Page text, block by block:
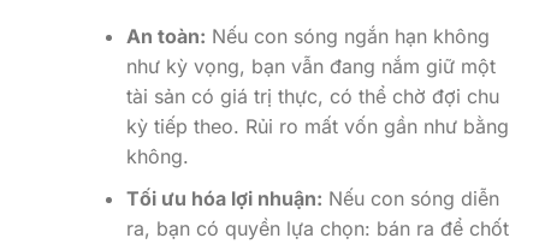
An toàn: Nếu con sóng ngắn hạn không
như kỳ vọng, bạn vẫn đang nắm giữ một
tài sản có giá trị thực, có thể chờ đợi chu
kỳ tiếp theo. Rủi ro mất vốn gần như bằng
không.
Tối ưu hóa lợi nhuận: Nếu con sóng diễn
ra, bạn có quyền lựa chọn: bán ra để chốt